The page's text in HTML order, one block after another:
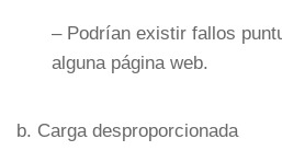
– Podrían existir fallos
alguna página web.
b. Carga desproporcionada